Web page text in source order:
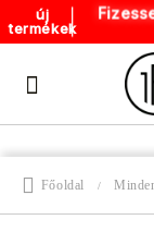
új
termékek
Főoldal